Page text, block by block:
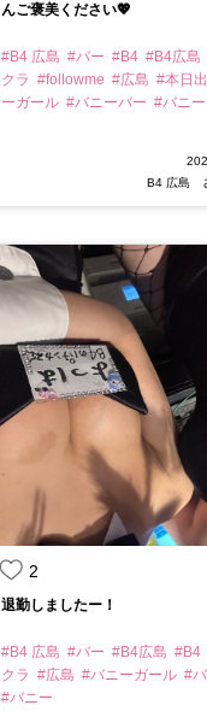
んご褒美ください💖
#B4 広島 #バー #B4 #B4広島
クラ #followme #広島 #本日
ーガール #バニーバー #バニー
B4 広島
2
退勤しましたー！
#B4 広島 #バー #B4広島 #B4
クラ #広島 #バニーガール #
#バニー